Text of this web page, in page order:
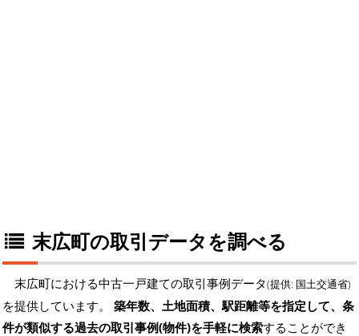
末広町の取引データを調べる
末広町における中古一戸建ての取引事例データ(提供: 国土交通省)
を提供しています。 築年数、土地面積、駅距離等を指定して、条
件が類似する過去の取引事例(物件)を手軽に検索することができ